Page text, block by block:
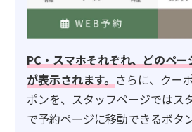
PC・スマホそれぞれ、どのペ
が表示されます。さらに、クー
ポンを、スタッフページではス
で予約ページに移動できるボタ